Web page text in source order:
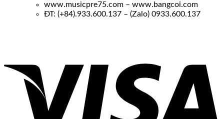
www.musicpre75.com – www.bangcoi.com
ĐT: (+84).933.600.137 – (Zalo) 0933.600.137